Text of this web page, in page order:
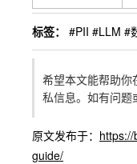
标签： #PII #LLM #
希望本文能帮助你
私信息。如有问题
原文发布于：
guide/